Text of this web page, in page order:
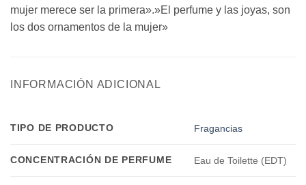
mujer merece ser la primera».»El perfume y las joyas, son
los dos ornamentos de la mujer»
INFORMACIÓN ADICIONAL
TIPO DE PRODUCTO Fragancias
CONCENTRACIÓN DE PERFUME Eau de Toilette (EDT)